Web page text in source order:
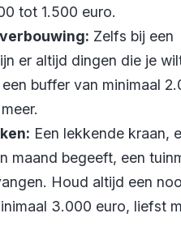
tot 1.500 euro.
Zelfs bij een
er altijd dingen die je
buffer van minimaal
Een lekkende kraan,
maand begeeft, een
Houd altijd een
3.000 euro, liefst